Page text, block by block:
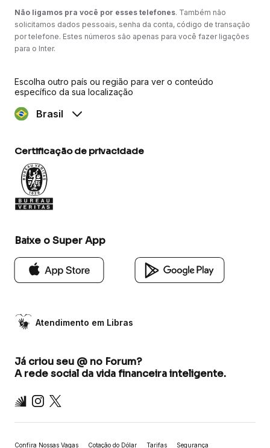
Não ligamos pra você por esses telefones. Também não
solicitamos dados pessoais, senha da conta, código de transação
por telefone. Estes números são apenas para você fazer ligações
para o Inter.
Escolha outro país ou região para ver o conteúdo
específico da sua localização
Brasil
Certificação de privacidade
Baixe o Super App
Atendimento em Libras
Já criou seu @ no Forum?
A rede social da vida financeira inteligente.
Inter Instagram
X
Confira Nossas Vagas Cotação do Dólar Tarifas Segurança